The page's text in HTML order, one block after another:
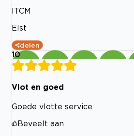
ITCM
Elst
delen
10
Vlot en goed
Goede vlotte service
Beveelt aan